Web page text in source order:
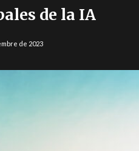
de la IA
de 2023